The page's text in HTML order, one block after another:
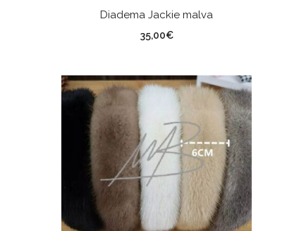
Diadema Jackie malva
35,00€